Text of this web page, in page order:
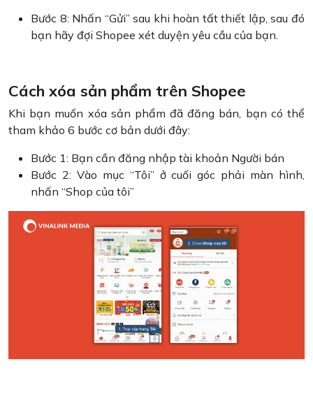
Bước 8: Nhấn “Gửi” sau khi hoàn tất thiết lập, sau đó
bạn hãy đợi Shopee xét duyện yêu cầu của bạn.
Cách xóa sản phẩm trên Shopee
Khi bạn muốn xóa sản phẩm đã đăng bán, bạn có thể
tham khảo 6 bước cơ bản dưới đây:
Bước 1: Bạn cần đăng nhập tài khoản Người bán
Bước 2: Vào mục “Tôi” ở cuối góc phải màn hình,
nhấn “Shop của tôi”